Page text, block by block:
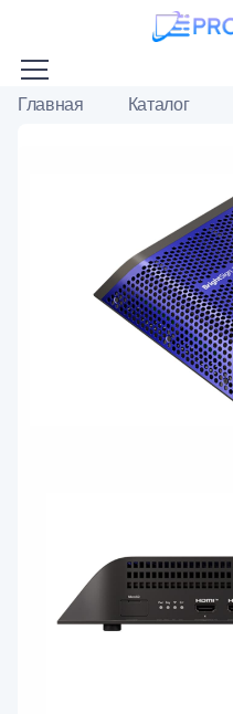
Главная Каталог